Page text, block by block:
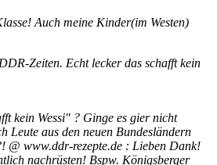
Auch meine Kinder(im Westen)
Zeiten. Echt lecker das schafft kein
kein Wessi" ? Ginge es gier nicht
Leute aus den neuen Bundesländern
@ www.ddr-rezepte.de : Lieben Dank!
nachrüsten! Bspw. Königsberger